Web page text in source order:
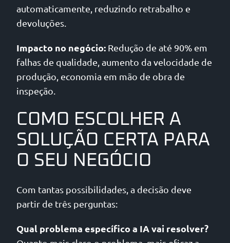
automaticamente, reduzindo retrabalho e
devoluções.
Impacto no negócio: Redução de até 90% em
falhas de qualidade, aumento da velocidade de
produção, economia em mão de obra de
inspeção.
COMO ESCOLHER A
SOLUÇÃO CERTA PARA
O SEU NEGÓCIO
Com tantas possibilidades, a decisão deve
partir de três perguntas:
Qual problema específico a IA vai resolver?